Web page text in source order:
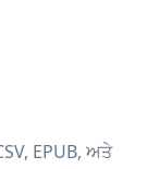
EPUB, ਅਤੇ